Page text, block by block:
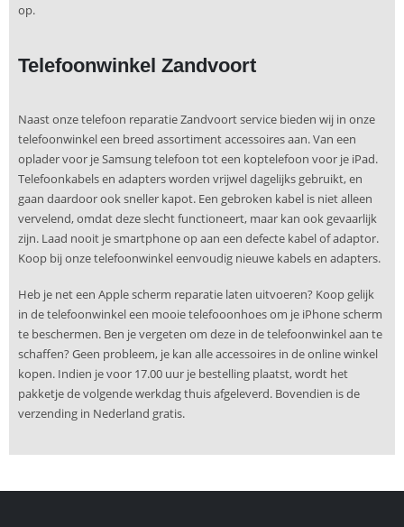
op.
Telefoonwinkel Zandvoort
Naast onze telefoon reparatie Zandvoort service bieden wij in onze
telefoonwinkel een breed assortiment accessoires aan. Van een
oplader voor je Samsung telefoon tot een koptelefoon voor je iPad.
Telefoonkabels en adapters worden vrijwel dagelijks gebruikt, en
gaan daardoor ook sneller kapot. Een gebroken kabel is niet alleen
vervelend, omdat deze slecht functioneert, maar kan ook gevaarlijk
zijn. Laad nooit je smartphone op aan een defecte kabel of adaptor.
Koop bij onze telefoonwinkel eenvoudig nieuwe kabels en adapters.
Heb je net een Apple scherm reparatie laten uitvoeren? Koop gelijk
in de telefoonwinkel een mooie telefooonhoes om je iPhone scherm
te beschermen. Ben je vergeten om deze in de telefoonwinkel aan te
schaffen? Geen probleem, je kan alle accessoires in de online winkel
kopen. Indien je voor 17.00 uur je bestelling plaatst, wordt het
pakketje de volgende werkdag thuis afgeleverd. Bovendien is de
verzending in Nederland gratis.